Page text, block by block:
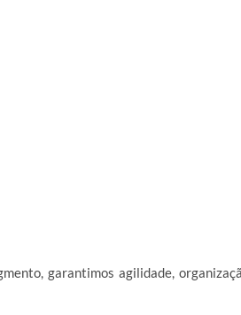
garantimos agilidade,